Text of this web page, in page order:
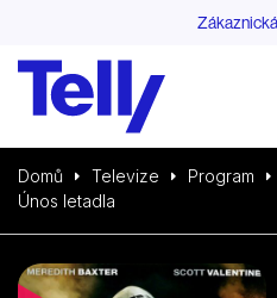
Domů Televize Program
Únos letadla